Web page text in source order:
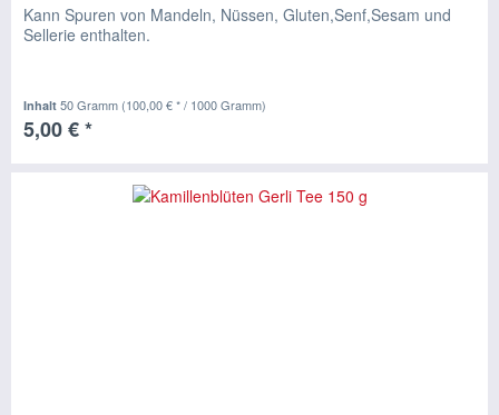
Kann Spuren von Mandeln, Nüssen, Gluten,Senf,Sesam und
Sellerie enthalten.
Inhalt50 Gramm (100,00 € * / 1000 Gramm)
5,00 € *